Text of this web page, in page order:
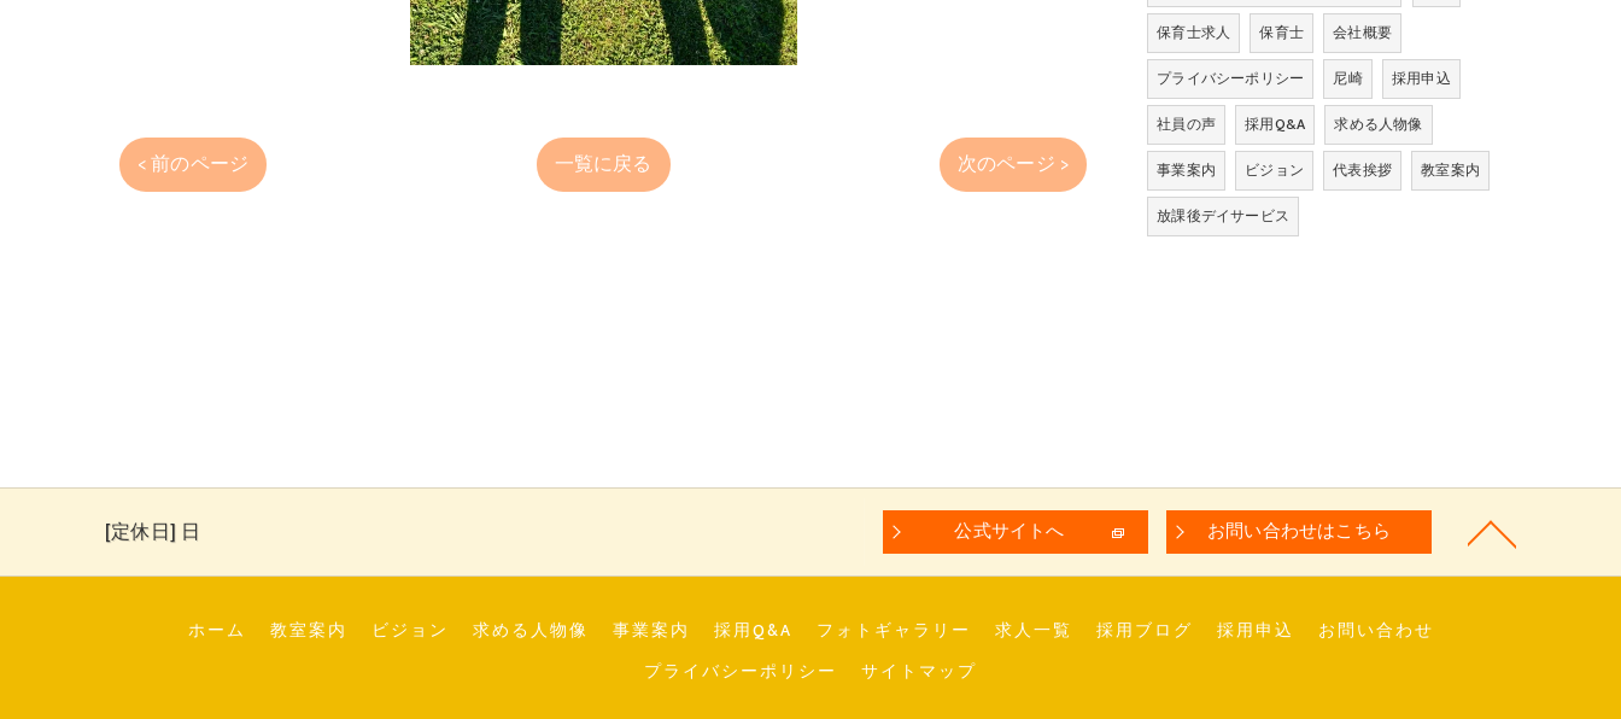
< 前のページ 一覧に戻る 次のページ >
保育士求人
保育士
会社概要
プライバシーポリシー
尼崎
採用申込
社員の声
採用Q&A
求める人物像
事業案内
ビジョン 代表挨拶
教室案内
放課後デイサービス
[定休日] 日 公式サイトへ お問い合わせはこちら
ホーム 教室案内 ビジョン 求める人物像 事業案内 採用Q&A フォトギャラリー 求人一覧 採用ブログ 採用申込
お問い合わせ
プライバシーポリシー
サイトマップ